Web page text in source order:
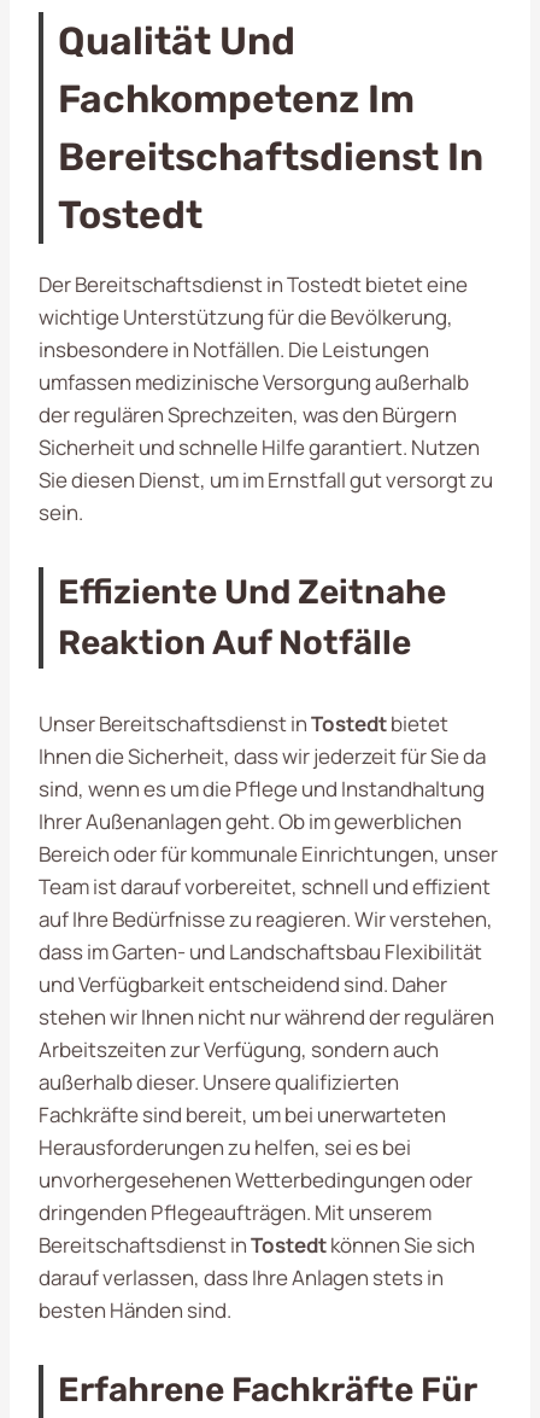
Qualität Und
Fachkompetenz Im
Bereitschaftsdienst In
Tostedt
Der Bereitschaftsdienst in Tostedt bietet eine
wichtige Unterstützung für die Bevölkerung,
insbesondere in Notfällen. Die Leistungen
umfassen medizinische Versorgung außerhalb
der regulären Sprechzeiten, was den Bürgern
Sicherheit und schnelle Hilfe garantiert. Nutzen
Sie diesen Dienst, um im Ernstfall gut versorgt zu
sein.
Effiziente Und Zeitnahe
Reaktion Auf Notfälle
Unser Bereitschaftsdienst inTostedtbietet
Ihnen die Sicherheit, dass wir jederzeit für Sie da
sind, wenn es um die Pflege und Instandhaltung
Ihrer Außenanlagen geht. Ob im gewerblichen
Bereich oder für kommunale Einrichtungen, unser
Team ist darauf vorbereitet, schnell und effizient
auf Ihre Bedürfnisse zu reagieren. Wir verstehen,
dass im Garten- und Landschaftsbau Flexibilität
und Verfügbarkeit entscheidend sind. Daher
stehen wir Ihnen nicht nur während der regulären
Arbeitszeiten zur Verfügung, sondern auch
außerhalb dieser. Unsere qualifizierten
Fachkräfte sind bereit, um bei unerwarteten
Herausforderungen zu helfen, sei es bei
unvorhergesehenen Wetterbedingungen oder
dringenden Pflegeaufträgen. Mit unserem
Bereitschaftsdienst inTostedtkönnen Sie sich
darauf verlassen, dass Ihre Anlagen stets in
besten Händen sind.
Erfahrene Fachkräfte Für